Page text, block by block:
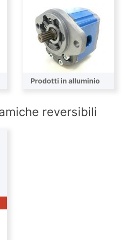
Prodotti in alluminio
reversibili